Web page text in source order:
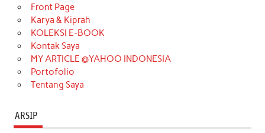
o
k
r
a
m
Front Page
Karya & Kiprah
KOLEKSI E-BOOK
Kontak Saya
MY ARTICLE @YAHOO INDONESIA
Portofolio
Tentang Saya
ARSIP